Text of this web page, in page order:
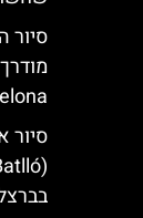
סיור
סיור